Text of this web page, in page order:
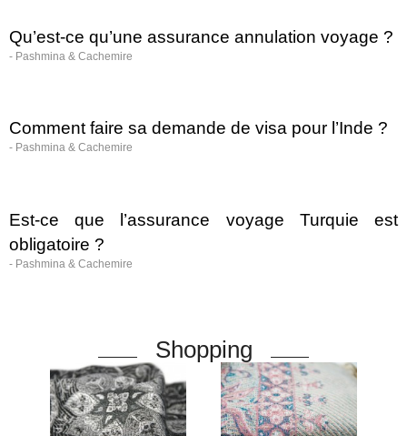
Qu’est-ce qu’une assurance annulation voyage ?
- Pashmina & Cachemire
Comment faire sa demande de visa pour l’Inde ?
- Pashmina & Cachemire
Est-ce que l’assurance voyage Turquie est
obligatoire ?
- Pashmina & Cachemire
Shopping